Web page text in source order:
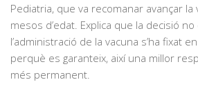
Pediatria, que va recomanar avançar la
mesos d’edat. Explica que la decisió
l’administració de la vacuna s’ha fixat
perquè es garanteix, així una millor
més permanent.